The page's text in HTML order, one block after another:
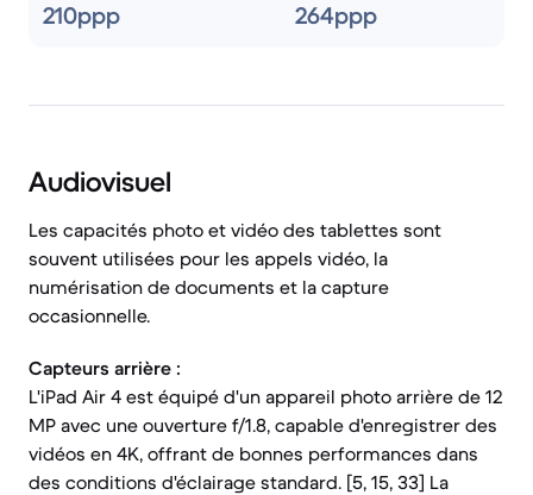
210ppp 264ppp
Audiovisuel
Les capacités photo et vidéo des tablettes sont
souvent utilisées pour les appels vidéo, la
numérisation de documents et la capture
occasionnelle.
Capteurs arrière :
L'iPad Air 4 est équipé d'un appareil photo arrière de 12
MP avec une ouverture f/1.8, capable d'enregistrer des
vidéos en 4K, offrant de bonnes performances dans
des conditions d'éclairage standard. [5, 15, 33] La